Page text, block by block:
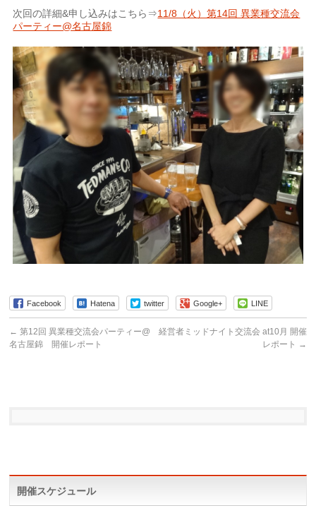
次回の詳細&申し込みはこちら⇒11/8（火）第14回 異業種交流会
パーティー@名古屋錦
Facebook Hatena twitter Google+ LINE
← 第12回 異業種交流会パーティー@
名古屋錦 開催レポート
経営者ミッドナイト交流会 at10月 開催
レポート →
開催スケジュール